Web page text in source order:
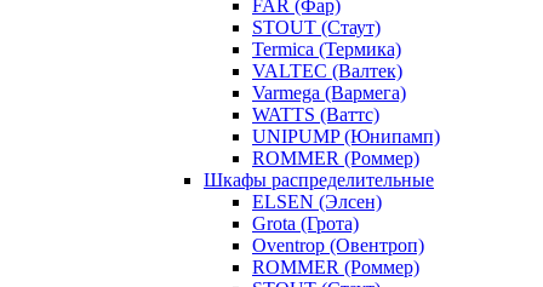
FAR (Фар)
STOUT (Стаут)
Termica (Термика)
VALTEC (Валтек)
Varmega (Вармега)
WATTS (Ваттс)
UNIPUMP (Юнипамп)
ROMMER (Роммер)
Шкафы распределительные
ELSEN (Элсен)
Grota (Грота)
Oventrop (Овентроп)
ROMMER (Роммер)